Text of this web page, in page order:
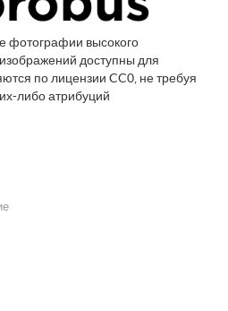
фотографии высокого
доступны для
по лицензии CC0, не требуя
либо атрибуций